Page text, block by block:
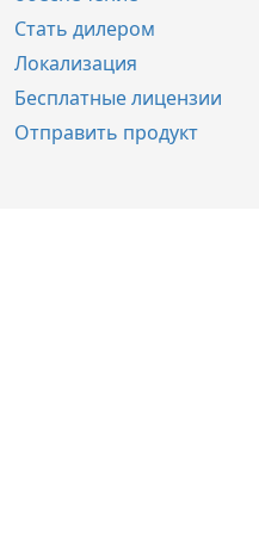
Стать дилером
Локализация
Бесплатные лицензии
Отправить продукт